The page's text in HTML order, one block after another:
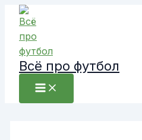
Перейти
содержимому
Всё про футбол